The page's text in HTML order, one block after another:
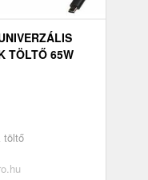
TÖLTŐ 65W
töltő